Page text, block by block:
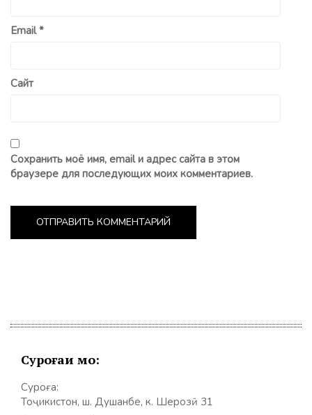
Email*
Сайт
Сохранить моё имя, email и адрес сайта в этом
браузере для последующих моих комментариев.
Суроғаи мо:
Суроға:
Тоҷикистон, ш. Душанбе, к. Шерозӣ 31